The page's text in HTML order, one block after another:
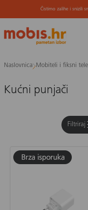
na
Čistimo zalihe i snizili
Naslovnica Mobiteli i fiksni
Kućni punjači
Filtriraj